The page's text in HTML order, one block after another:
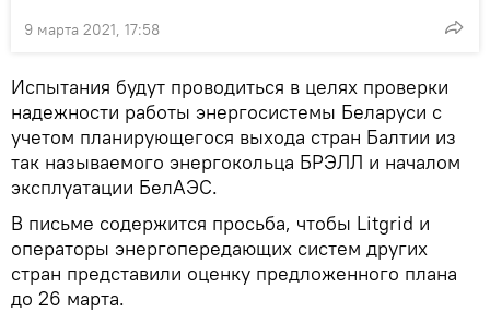
9 марта 2021, 17:58
Испытания будут проводиться в целях проверки
надежности работы энергосистемы Беларуси с
учетом планирующегося выхода стран Балтии из
так называемого энергокольца БРЭЛЛ и началом
эксплуатации БелАЭС.
В письме содержится просьба, чтобы Litgrid и
операторы энергопередающих систем других
стран представили оценку предложенного плана
до 26 марта.